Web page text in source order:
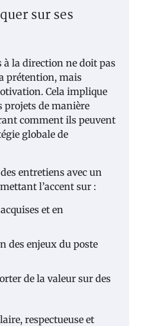
sur ses
à la direction ne doit pas
prétention, mais
Cela implique
projets de manière
comment ils peuvent
globale de
entretiens avec un
l’accent sur :
et en
des enjeux du poste
de la valeur sur des
respectueuse et